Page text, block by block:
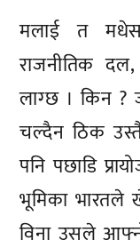
मलाई त
राजनीतिक
लाग्छ । किन ?
चल्दैन ठिक
पनि पछाडि
भूमिका भारतले
विना उसले